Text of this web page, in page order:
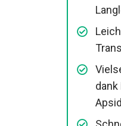
dank